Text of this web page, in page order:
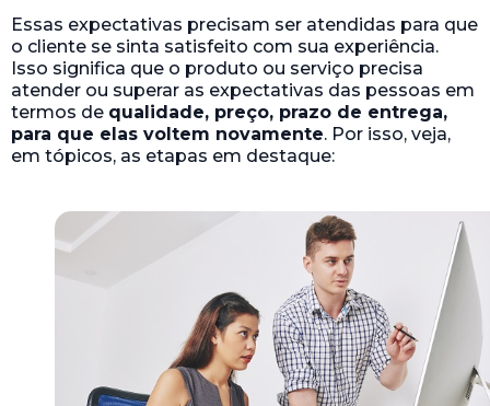
Essas expectativas precisam ser atendidas para que
o cliente se sinta satisfeito com sua experiência.
Isso significa que o produto ou serviço precisa
atender ou superar as expectativas das pessoas em
termos de qualidade, preço, prazo de entrega,
para que elas voltem novamente. Por isso, veja,
em tópicos, as etapas em destaque: